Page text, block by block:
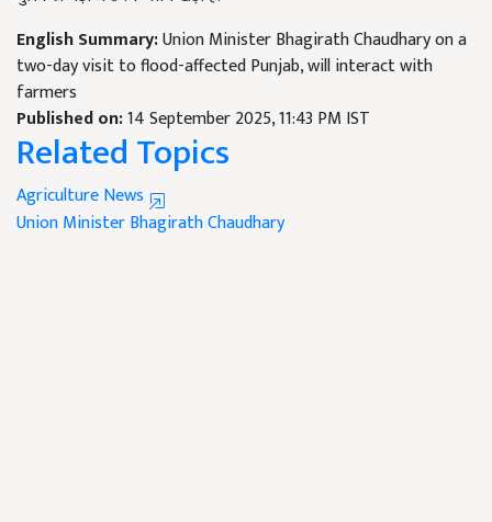
English Summary:Union Minister Bhagirath Chaudhary on a
two-day visit to flood-affected Punjab, will interact with
farmers
Published on:14 September 2025, 11:43 PM IST
Related Topics
Agriculture News
Union Minister Bhagirath Chaudhary